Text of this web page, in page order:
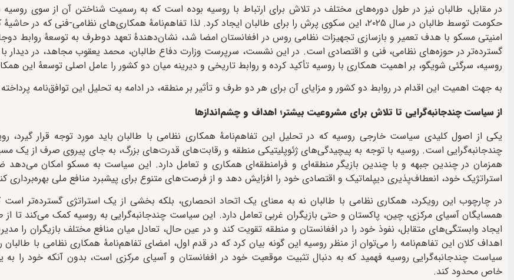
در مقابل، طالبان نیز در طول دوره‌های مختلف در تلاش برای ارتباط با روسیه بوده است که به رسمیت شناختن آن از سوی
حکومت توسط طالبان در سال ۲۰۲۵، این سکوی پرش را برای طالبان ایجاد کرد. لذا تفاهم‌نامهٔ همکاری‌های نظامی-فنی که در
امنیتی مسکو با هدف تعمیر و بازسازی تجهیزات نظامی روس در افغانستان امضا شد، نشان‌دهندهٔ تعهد دوطرف به توسعهٔ روابط
گسترده‌تر در حوزه‌های نظامی، فنی و اقتصادی است. در این نشست، سرپرست وزارت دفاع طالبان، محمد یعقوب مجاهد، در دیدار با
روسیه، سرگئی شویگو، بر اهمیت همکاری با روسیه تأکید کرده و روابط تاریخی و دیرینه میان دو کشور را عامل اصلی توسعهٔ این
به جهت اهمیت این اقدام در روابط دو کشور و مزایای آن برای هر دو طرف و تأثیر بر منطقه، در ادامه به تحلیل این توافق‌نامه
از سیاست چندجانبه‌گرایی تا تلاش برای مشروعیت بیشتر؛ اهداف و چشم‌اندازها
یکی از اصول کلیدی سیاست خارجی روسیه که در تحلیل این تفاهم‌نامهٔ همکاری نظامی با طالبان باید مورد توجه قرار گیرد،
چندجانبه‌گرایی است. روسیه با توجه به پیچیدگی‌های ژئوپلیتیکی منطقه و رقابت‌های قدرت‌های بزرگ، به جای پیروی صرف از یک
همزمان در چندین جبهه و با چندین بازیگر منطقه‌ای و فرامنطقه‌ای همکاری و تعامل دارد. این سیاست به مسکو امکان
استراتژیک خود، انعطاف‌پذیری دیپلماتیک و اقتصادی خود را افزایش دهد و از فرصت‌های متنوع برای پیشبرد منافع ملی بهره‌برداری
در چارچوب این رویکرد، همکاری نظامی با طالبان نه به معنای یک اتحاد انحصاری، بلکه بخشی از یک استراتژی گسترده‌تر است
همسایگان آسیای مرکزی، چین، پاکستان و حتی بازیگران غربی تعامل دارد. این سیاست چندجانبه‌گرایی به روسیه کمک می‌کند تا از
ایجاد وابستگی‌های متقابل، نفوذ خود را در افغانستان و منطقه تقویت کند و در عین حال، تعادل میان منافع مختلف بازیگران را
اهداف کلان این تفاهم‌نامه را می‌توان از منظر روسیه این گونه بیان کرد که در قدم اول، امضای تفاهم‌نامهٔ همکاری نظامی با طالبان
سیاست چندجانبه‌گرایی روسیه فهمید که به دنبال تثبیت موقعیت خود در افغانستان و آسیای مرکزی است، بدون آنکه خود را
خاص محدود کند.